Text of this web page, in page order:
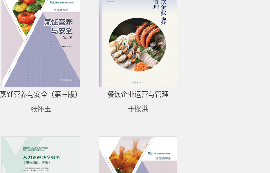
烹饪营养与安全（第三版）
张怀玉
餐饮企业运营与管理
于樑洪